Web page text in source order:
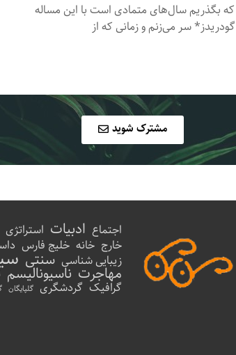
بگذریم سال‌های متمادی است با این مساله
سر می‌زنم و زمانی که از
مشترک شوید
اجتماع ادبیات استراتژی
خارج خانه خلیج فارس
زیبایی شناسی سنتی
مهاجرت ناسیونالیسم
گرافیک گردشگری گلپایگان